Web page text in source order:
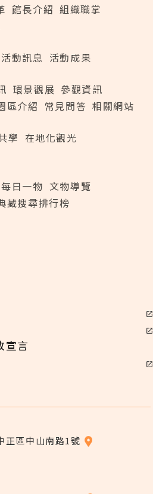
館長介紹 組織職掌
活動訊息 活動成果
環景觀展 參觀資訊
區介紹 常見問答 相關網站
學 在地化觀光
每日一物 文物導覽
藏搜尋排行榜
宣言
正區中山南路1號